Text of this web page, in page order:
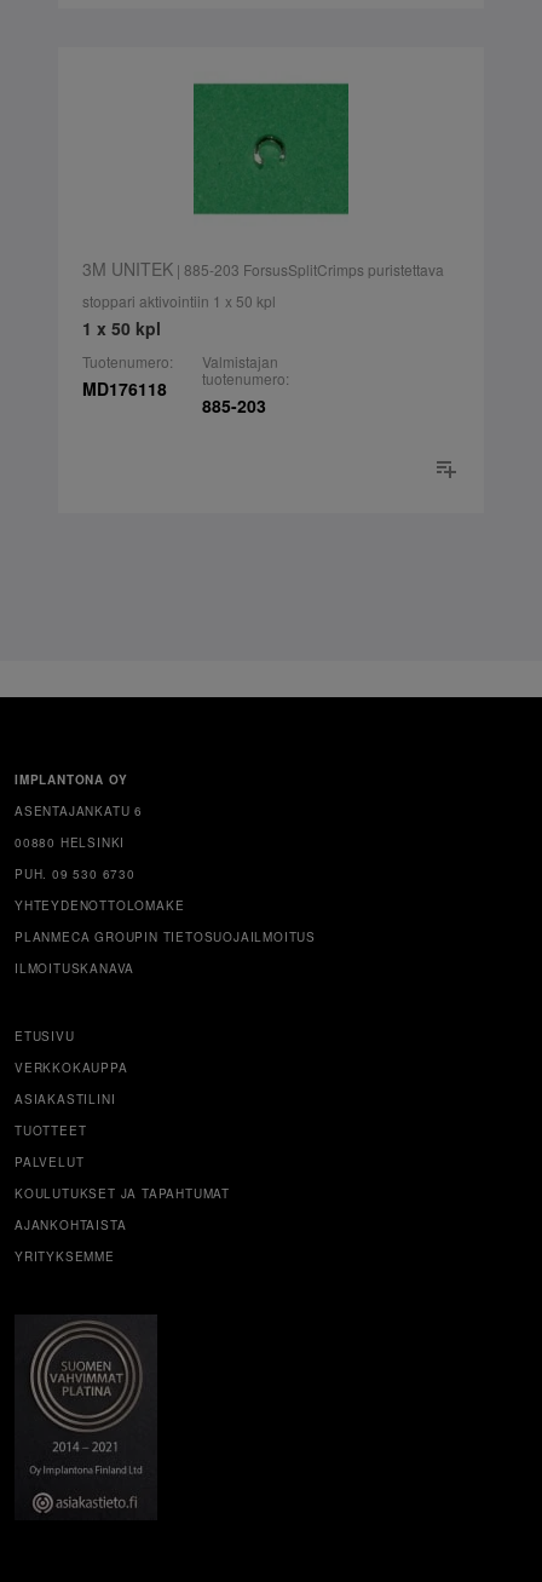
3M UNITEK| 885-203 ForsusSplitCrimps puristettava
stoppari aktivointiin 1 x 50 kpl
1 x 50 kpl
Tuotenumero:
MD176118
Valmistajan
tuotenumero:
885-203
IMPLANTONA OY
ASENTAJANKATU 6
00880 HELSINKI
PUH. 09 530 6730
YHTEYDENOTTOLOMAKE
PLANMECA GROUPIN TIETOSUOJAILMOITUS
ILMOITUSKANAVA
ETUSIVU
VERKKOKAUPPA
ASIAKASTILINI
TUOTTEET
PALVELUT
KOULUTUKSET JA TAPAHTUMAT
AJANKOHTAISTA
YRITYKSEMME